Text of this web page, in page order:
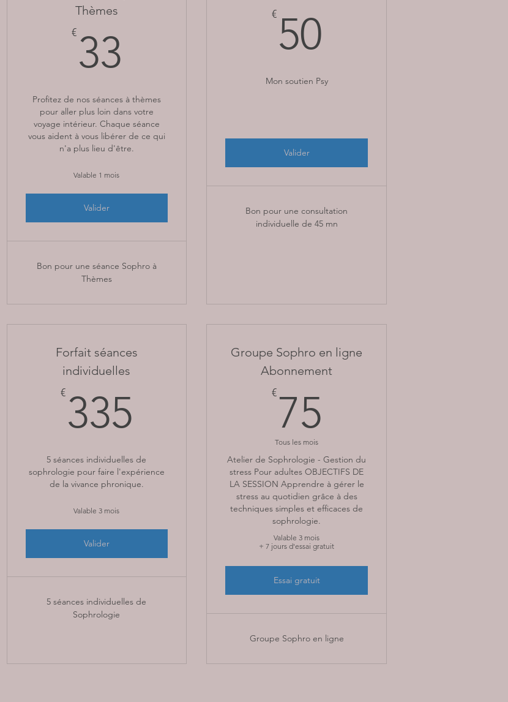
Thèmes
€ 33
Profitez de nos séances à thèmes
pour aller plus loin dans votre
voyage intérieur. Chaque séance
vous aident à vous libérer de ce qui
n'a plus lieu d'être.
Valable 1 mois
Valider
Bon pour une séance Sophro à
Thèmes
€ 50
Mon soutien Psy
Valider
Bon pour une consultation
individuelle de 45 mn
Forfait séances
individuelles
€ 335
5 séances individuelles de
sophrologie pour faire l'expérience
de la vivance phronique.
Valable 3 mois
Valider
5 séances individuelles de
Sophrologie
Groupe Sophro en ligne
Abonnement
€ 75
Tous les mois
Atelier de Sophrologie - Gestion du
stress Pour adultes OBJECTIFS DE
LA SESSION Apprendre à gérer le
stress au quotidien grâce à des
techniques simples et efficaces de
sophrologie.
Valable 3 mois
+ 7 jours d'essai gratuit
Essai gratuit
Groupe Sophro en ligne